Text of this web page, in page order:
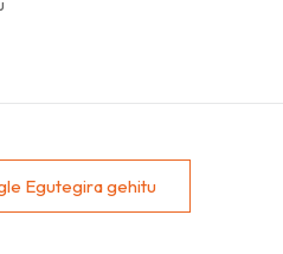
Egutegira gehitu